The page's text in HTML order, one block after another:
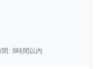
: 8時間以内